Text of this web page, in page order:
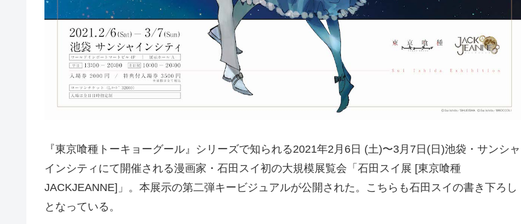
『東京喰種トーキョーグール』シリーズで知られる2021年2月6日 (土)〜3月7日(日)池袋・サンシャ
インシティにて開催される漫画家・石田スイ初の大規模展覧会「石田スイ展 [東京喰種
JACKJEANNE]」。本展示の第二弾キービジュアルが公開された。こちらも石田スイの書き下ろし
となっている。